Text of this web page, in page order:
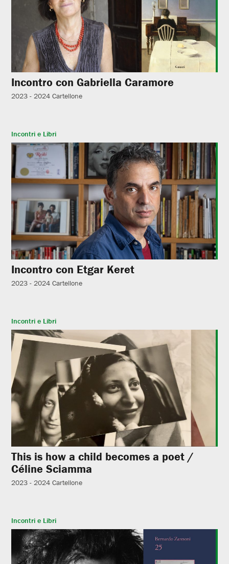
Incontro con Gabriella Caramore
2023 - 2024 Cartellone
Incontri e Libri
Incontro con Etgar Keret
2023 - 2024 Cartellone
Incontri e Libri
This is how a child becomes a poet /
Céline Sciamma
2023 - 2024 Cartellone
Incontri e Libri